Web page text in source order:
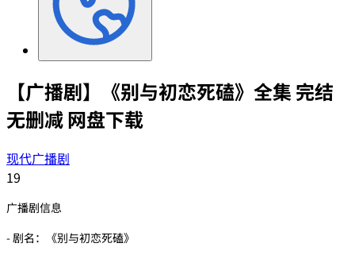
【广播剧】《别与初恋死磕》全集 完结
无删减 网盘下载
现代广播剧
19
广播剧信息
- 剧名：《别与初恋死磕》